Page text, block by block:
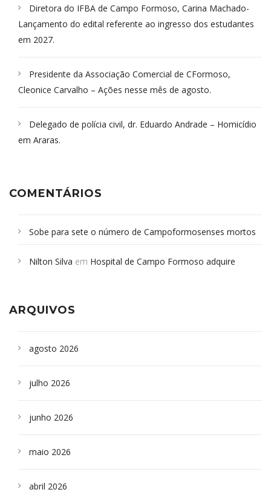
Diretora do IFBA de Campo Formoso, Carina Machado-
Lançamento do edital referente ao ingresso dos estudantes
em 2027.
Presidente da Associação Comercial de CFormoso,
Cleonice Carvalho – Ações nesse mês de agosto.
Delegado de polícia civil, dr. Eduardo Andrade – Homicídio
em Araras.
COMENTÁRIOS
Sobe para sete o número de Campoformosenses mortos
Campoformosenses que morreram em desabamentos são
Nilton Silva em Hospital de Campo Formoso adquire
ARQUIVOS
agosto 2026
julho 2026
junho 2026
maio 2026
abril 2026